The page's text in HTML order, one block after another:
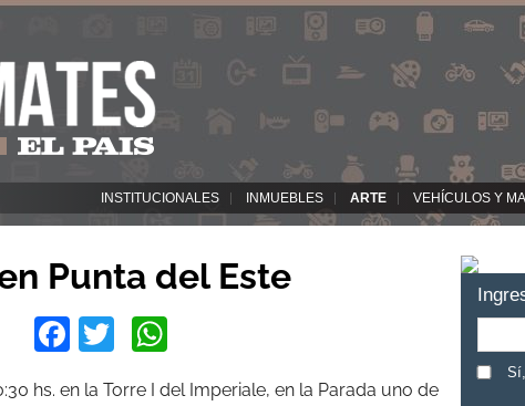
INSTITUCIONALES INMUEBLES ARTE VEHÍCULOS Y
Punta del Este
Facebook
Twitter
hs. en la Torre I del Imperiale, en la Parada uno de